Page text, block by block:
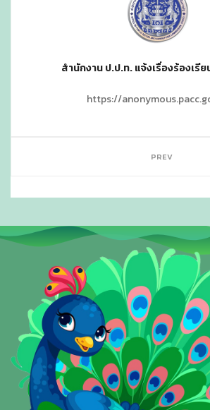
สำนักงาน ป.ป.ท. แจ้งเรื่องร้องเรี
https://
PREV